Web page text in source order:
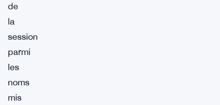
de
la
session
parmi
les
noms
mis